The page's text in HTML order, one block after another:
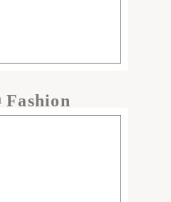
Fashion